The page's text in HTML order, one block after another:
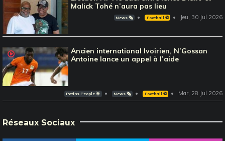
Malick Tohé n’aura pas lieu
News 🗞️ Football ⚽️ Jeu, 30 Jul 2026
Ancien international Ivoirien, N’Gossan
Antoine lance un appel à l’aide
Potins People 🌟 News 🗞️ Football ⚽️ Mar, 28 Jul 2026
Réseaux Sociaux